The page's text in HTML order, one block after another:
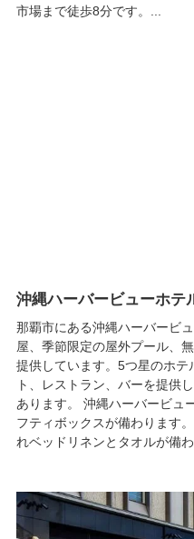
市場まで徒歩8分です。...
沖縄ハーバービューホテ
那覇市にある沖縄ハーバービ
屋、季節限定の屋外プール、
提供しています。5つ星のホテ
ト、レストラン、バーを提供
あります。 沖縄ハーバービュ
フティボックスが備わります
れベッドリネンとタオルが備わ